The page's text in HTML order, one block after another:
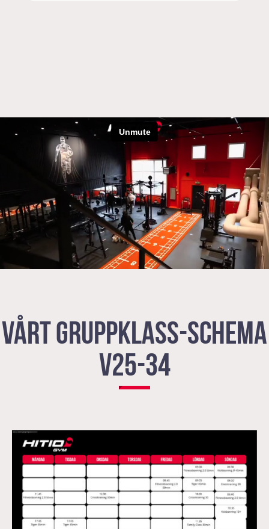
VÅRT GRUPPKLASS-SCHEMA
V25-34